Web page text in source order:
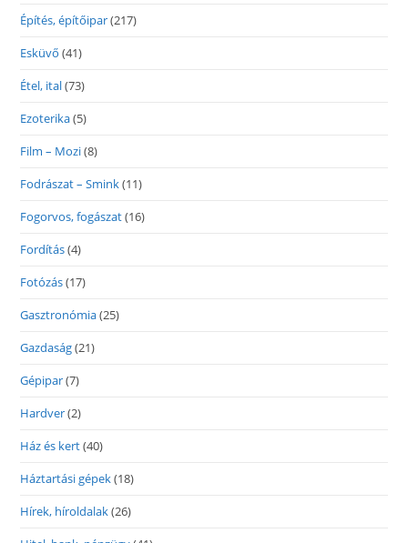
Építés, építőipar(217)
Esküvő (41)
Étel, ital(73)
Ezoterika(5)
Film – Mozi(8)
Fodrászat – Smink(11)
Fogorvos, fogászat(16)
Fordítás(4)
Fotózás(17)
Gasztronómia(25)
Gazdaság(21)
Gépipar(7)
Hardver(2)
Ház és kert(40)
Háztartási gépek(18)
Hírek, híroldalak(26)